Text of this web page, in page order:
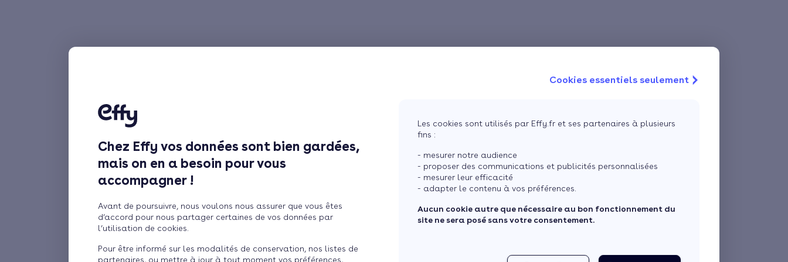
Cookies essentiels seulement
Chez Effy vos données sont bien gardées,
mais on en a besoin pour vous
accompagner !
Avant de poursuivre, nous voulons nous assurer que vous êtes
d’accord pour nous partager certaines de vos données par
l’utilisation de cookies.
Pour être informé sur les modalités de conservation, nos listes de
partenaires, ou mettre à jour à tout moment vos préférences,
Les cookies sont utilisés par Effy.fr et ses partenaires à plusieurs
fins :
- mesurer notre audience
- proposer des communications et publicités personnalisées
- mesurer leur efficacité
- adapter le contenu à vos préférences.
Aucun cookie autre que nécessaire au bon fonctionnement du
site ne sera posé sans votre consentement.